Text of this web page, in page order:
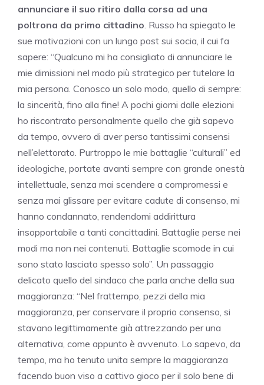
annunciare il suo ritiro dalla corsa ad una
poltrona da primo cittadino. Russo ha spiegato le
sue motivazioni con un lungo post sui socia, il cui fa
sapere: “Qualcuno mi ha consigliato di annunciare le
mie dimissioni nel modo più strategico per tutelare la
mia persona. Conosco un solo modo, quello di sempre:
la sincerità, fino alla fine! A pochi giorni dalle elezioni
ho riscontrato personalmente quello che già sapevo
da tempo, ovvero di aver perso tantissimi consensi
nell’elettorato. Purtroppo le mie battaglie “culturali” ed
ideologiche, portate avanti sempre con grande onestà
intellettuale, senza mai scendere a compromessi e
senza mai glissare per evitare cadute di consenso, mi
hanno condannato, rendendomi addirittura
insopportabile a tanti concittadini. Battaglie perse nei
modi ma non nei contenuti. Battaglie scomode in cui
sono stato lasciato spesso solo”. Un passaggio
delicato quello del sindaco che parla anche della sua
maggioranza: “Nel frattempo, pezzi della mia
maggioranza, per conservare il proprio consenso, si
stavano legittimamente già attrezzando per una
alternativa, come appunto è avvenuto. Lo sapevo, da
tempo, ma ho tenuto unita sempre la maggioranza
facendo buon viso a cattivo gioco per il solo bene di